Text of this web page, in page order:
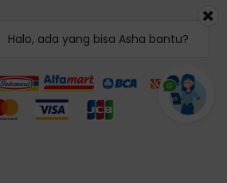
Halo, ada yang bisa Asha bantu?